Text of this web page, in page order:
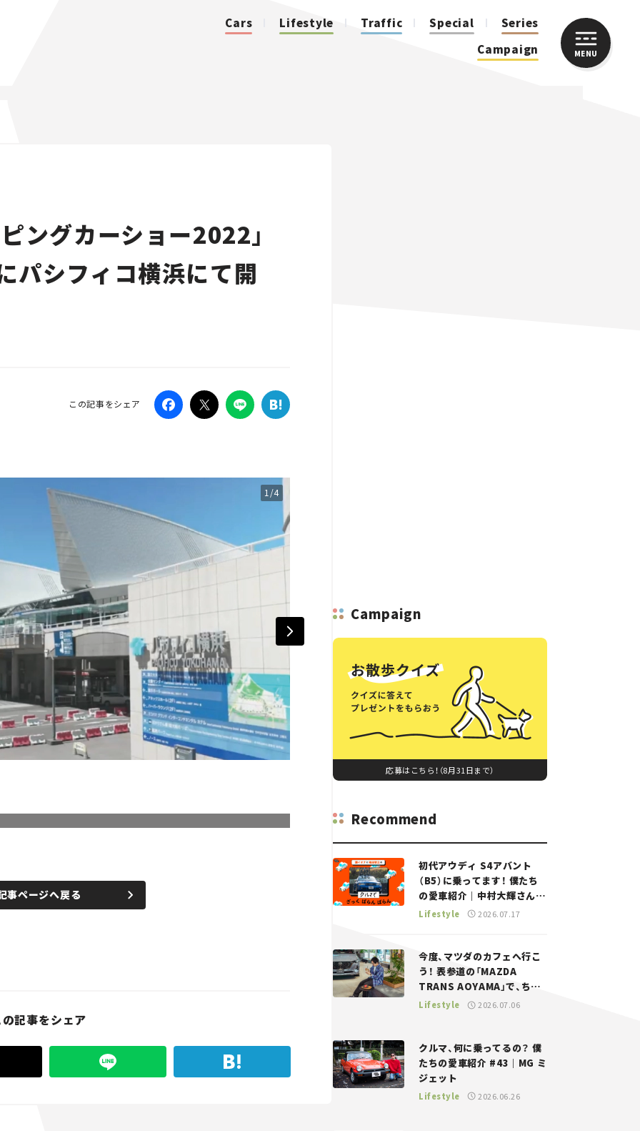
Cars Lifestyle Traffic Special
Series
Campaign
MENU
ングカーショー2022」
パシフィコ横浜にて開
この記事をシェア
1/4
事ページへ戻る
記事をシェア
Campaign
応募はこちら！（8月31日まで）
Recommend
初代アウディ S4アバント
（B5）に乗ってます！ 僕たち
の愛車紹介｜中村大輝さん
——瀬イオナと嶋田智之の
Lifestyle 2026.07.17
今度、マツダのカフェへ行こ
う！ 表参道の「MAZDA
TRANS AOYAMA」で、ちょ
っとひと息。——連載｜CCG
Lifestyle 2026.07.06
クルマ、何に乗ってるの？ 僕
たちの愛車紹介 #43｜MG ミ
ジェット
Lifestyle 2026.06.26
CLOSE
Traffic
Special